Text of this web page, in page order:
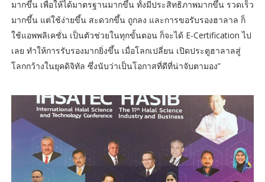
มากขึ้น เพื่อให้ได้มาตรฐานมากขึ้น ทั้งมีประสิทธิภาพมากขึ้น รวดเร็ว
มากขึ้น แต่ใช้ง่ายขึ้น สะดวกขึ้น ถูกลง และการขอรับรองฮาลาล ก็
ใช้แอพพลิเคชั่น เป็นตัวช่วยในทุกขั้นตอน ก็จะได้ E-Certification ไป
เลย ทำให้การรับรองมากยิ่งขึ้น เมื่อโลกเปลี่ยน เปิดประตูฮาลาลสู่
โลกกว้างในยุคดิจิทัล ซึ่งนับว่าเป็นโอกาสที่ดีที่น่าจับตามอง”